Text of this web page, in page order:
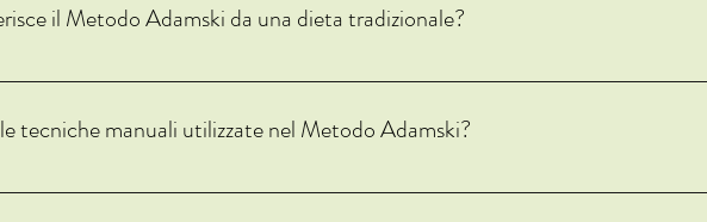
il Metodo Adamski da una dieta tradizionale?
non è una dieta dimagrante basata su restrizioni caloriche. Si concentra sulla velocità di
tecniche manuali utilizzate nel Metodo Adamski?
include tecniche manuali, come la riflessologia e l'aromaterapia addominale, per favorire il